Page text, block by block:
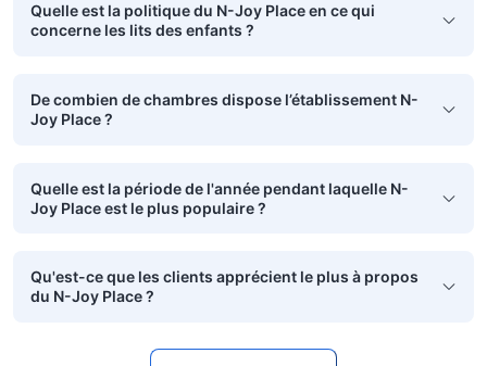
Quelle est la politique du N-Joy Place en ce qui
concerne les lits des enfants ?
De combien de chambres dispose l’établissement N-
Joy Place ?
Quelle est la période de l'année pendant laquelle N-
Joy Place est le plus populaire ?
Qu'est-ce que les clients apprécient le plus à propos
du N-Joy Place ?